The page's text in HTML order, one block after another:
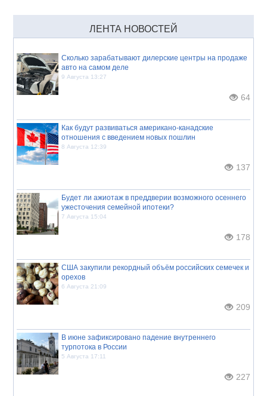
ЛЕНТА НОВОСТЕЙ
Сколько зарабатывают дилерские центры на продаже
авто на самом деле
9 Августа 13:27
64
Как будут развиваться американо-канадские
отношения с введением новых пошлин
8 Августа 12:39
137
Будет ли ажиотаж в преддверии возможного осеннего
ужесточения семейной ипотеки?
7 Августа 15:04
178
США закупили рекордный объём российских семечек и
орехов
6 Августа 21:09
209
В июне зафиксировано падение внутреннего
турпотока в России
5 Августа 17:11
227